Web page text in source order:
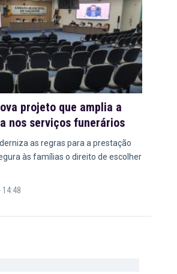
projeto que amplia a
nos serviços funerários
as regras para a prestação
às famílias o direito de escolher